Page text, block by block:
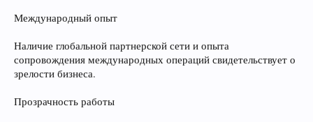
Международный опыт
Наличие глобальной партнерской сети и опыта
сопровождения международных операций свидетельствует о
зрелости бизнеса.
Прозрачность работы